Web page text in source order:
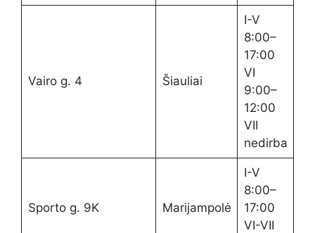
Vairo g. 4 Šiauliai
I-V
8:00–
17:00
VI
9:00–
12:00
VII
nedirba
Sporto g. 9K Marijampolė
I-V
8:00–
17:00
VI-VII